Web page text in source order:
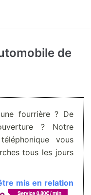
de
fourrière ? De
? Notre
vous
tous les jours
mis en relation